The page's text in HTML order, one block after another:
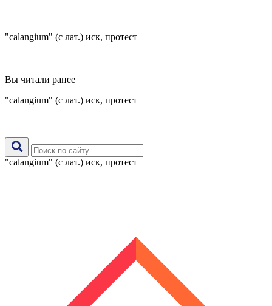
"calangium" (с лат.) иск, протест
Вы читали ранее
"calangium" (с лат.) иск, протест
"calangium" (с лат.) иск, протест